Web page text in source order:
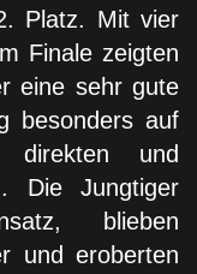
Platz. Mit vier
Finale zeigten
eine sehr gute
besonders auf
und
Die Jungtiger
blieben
und eroberten